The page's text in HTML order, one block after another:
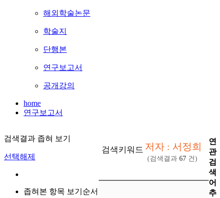
해외학술논문
학술지
단행본
연구보고서
공개강의
home
연구보고서
검색결과 좁혀 보기
선택해제
좁혀본 항목 보기순서
검색키워드 저자 : 서정희
(검색결과 67 건)
연
관
검
색
어
추